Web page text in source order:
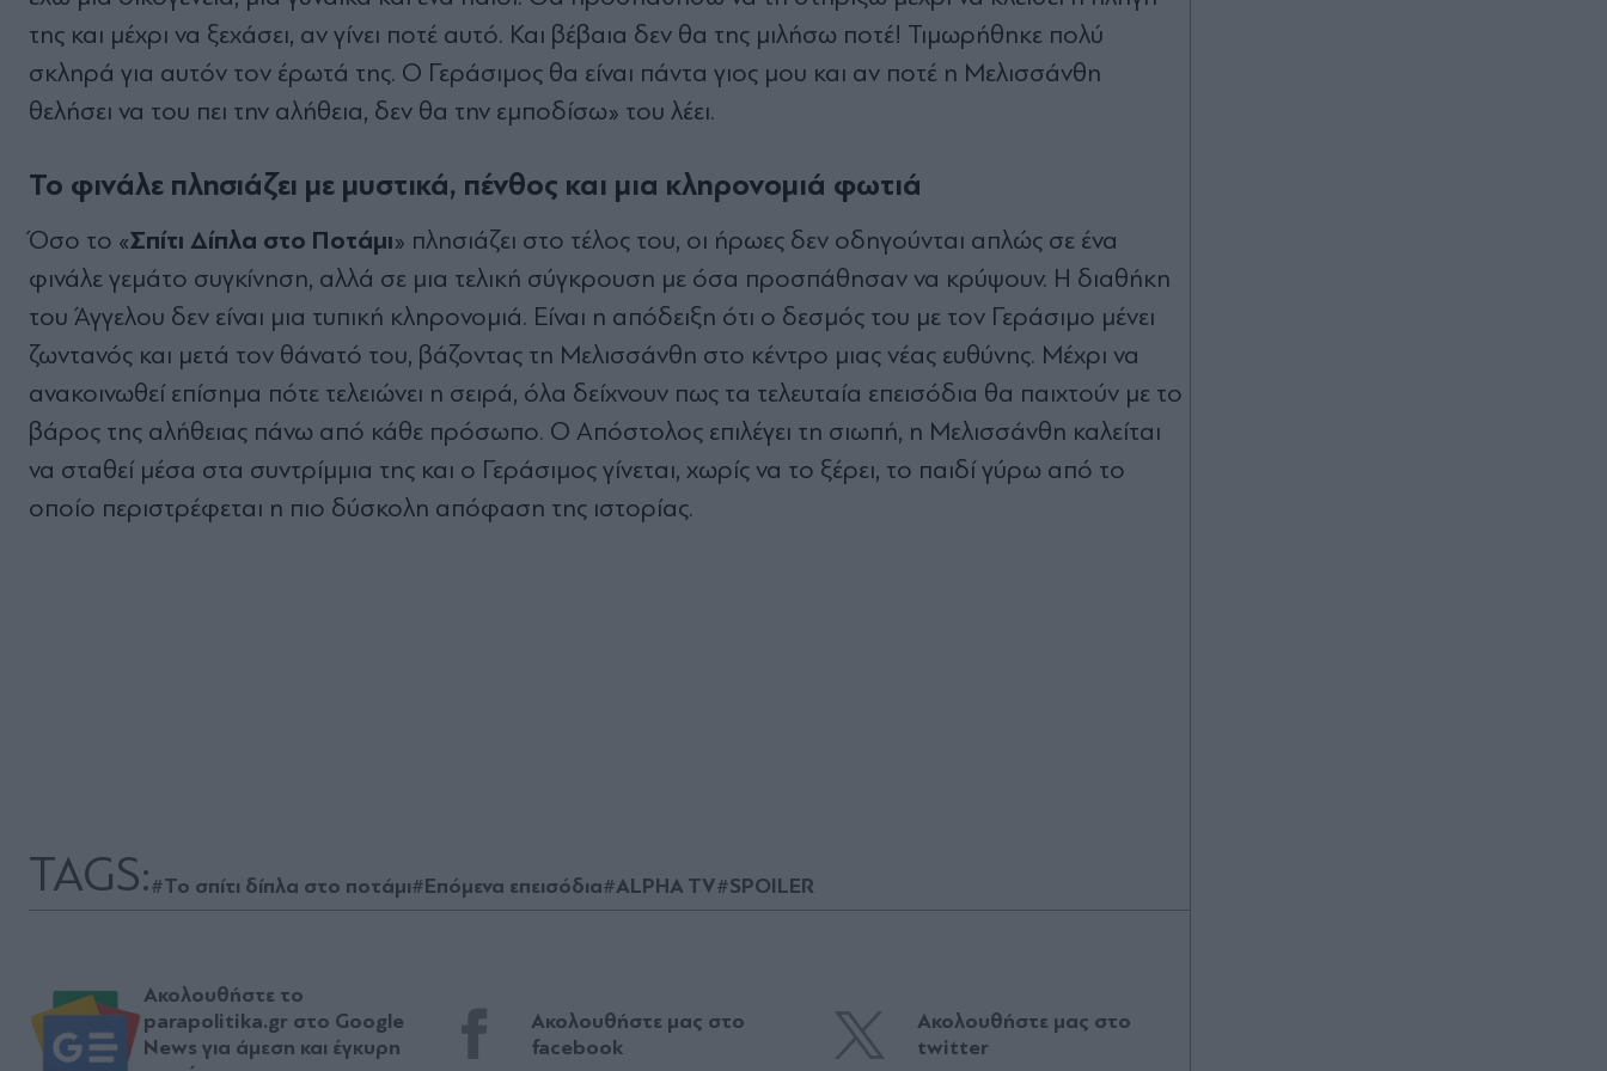
της και μέχρι να ξεχάσει, αν γίνει ποτέ αυτό. Και βέβαια δεν θα της μιλήσω ποτέ! Τιμωρήθηκε πολύ
σκληρά για αυτόν τον έρωτά της. Ο Γεράσιμος θα είναι πάντα γιος μου και αν ποτέ η Μελισσάνθη
θελήσει να του πει την αλήθεια, δεν θα την εμποδίσω» του λέει.
Το φινάλε πλησιάζει με μυστικά, πένθος και μια κληρονομιά φωτιά
Όσο το «Σπίτι Δίπλα στο Ποτάμι» πλησιάζει στο τέλος του, οι ήρωες δεν οδηγούνται απλώς σε ένα
φινάλε γεμάτο συγκίνηση, αλλά σε μια τελική σύγκρουση με όσα προσπάθησαν να κρύψουν. Η διαθήκη
του Άγγελου δεν είναι μια τυπική κληρονομιά. Είναι η απόδειξη ότι ο δεσμός του με τον Γεράσιμο μένει
ζωντανός και μετά τον θάνατό του, βάζοντας τη Μελισσάνθη στο κέντρο μιας νέας ευθύνης. Μέχρι να
ανακοινωθεί επίσημα πότε τελειώνει η σειρά, όλα δείχνουν πως τα τελευταία επεισόδια θα παιχτούν με το
βάρος της αλήθειας πάνω από κάθε πρόσωπο. Ο Απόστολος επιλέγει τη σιωπή, η Μελισσάνθη καλείται
να σταθεί μέσα στα συντρίμμια της και ο Γεράσιμος γίνεται, χωρίς να το ξέρει, το παιδί γύρω από το
οποίο περιστρέφεται η πιο δύσκολη απόφαση της ιστορίας.
TAGS:#Το σπίτι δίπλα στο ποτάμι#Επόμενα επεισόδια#ALPHA TV#SPOILER
Ακολουθήστε το
parapolitika.gr στο Google
News για άμεση και έγκυρη
Ακολουθήστε μας στο
facebook
Ακολουθήστε μας στο
twitter